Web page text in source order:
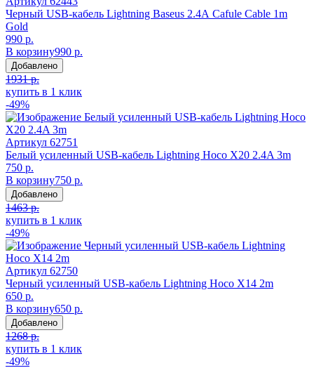
Черный USB-кабель Lightning Baseus 2.4А Cafule Cable 1m
Gold
990 р.
В корзину990 р.
Добавлено
1931 р.
купить в 1 клик
-49%
Артикул 62751
Белый усиленный USB-кабель Lightning Hoco X20 2.4A 3m
750 р.
В корзину750 р.
Добавлено
1463 р.
купить в 1 клик
-49%
Артикул 62750
Черный усиленный USB-кабель Lightning Hoco X14 2m
650 р.
В корзину650 р.
Добавлено
1268 р.
купить в 1 клик
-49%